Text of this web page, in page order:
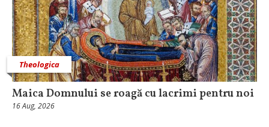
Theologica
Maica Domnului se roagă cu lacrimi pentru noi
16 Aug, 2026